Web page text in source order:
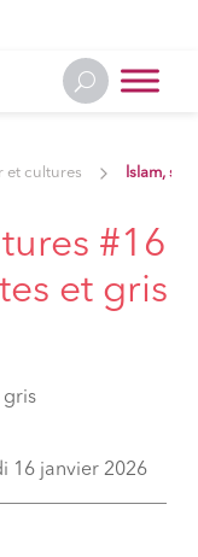
et cultures Islam,
#16
et gris
gris
16 janvier 2026